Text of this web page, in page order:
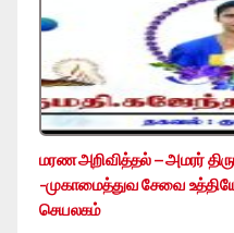
மரண அறிவித்தல் – அமரர்
-முகாமைத்துவ சேவை
செயலகம்